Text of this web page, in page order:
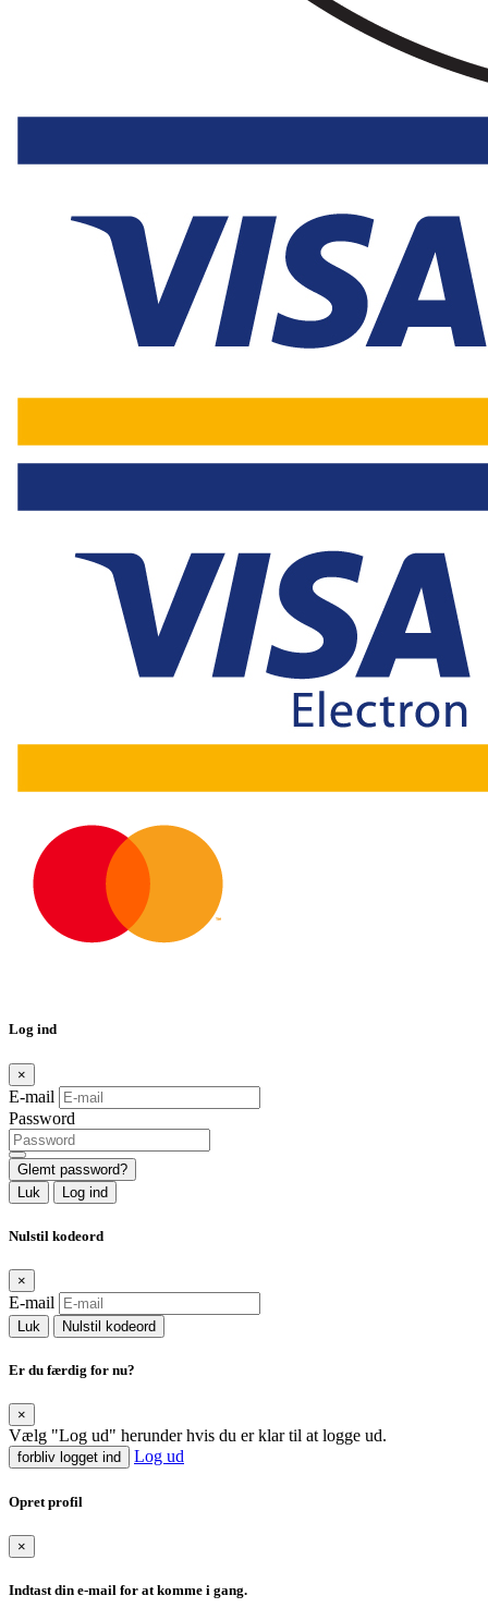
Log ind
×
E-mail
Password
Glemt password?
Luk
Log ind
Nulstil kodeord
×
E-mail
Luk Nulstil kodeord
Er du færdig for nu?
×
Vælg "Log ud" herunder hvis du er klar til at logge ud.
forbliv logget ind Log ud
Opret profil
×
Indtast din e-mail for at komme i gang.